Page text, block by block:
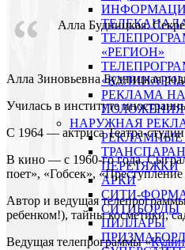
«РЕГИОН»
РЕКЛАМА
ПОЛОЖЕНИЯ
НАРУЖНАЯ
ПЕРЕТЯЖКИ
АРКИ
СИТИ-
СИТИБОРДЫ
ПИЛЛАРЫ
Алла Будницкая:
Алла Зиновьевна Будницкая
Училась в институте
С 1964 — актриса Театра-
В кино — с 1960-го года.
поет», «Гобсек»,
Автор и ведущая
ребенком!), тайны косметики,
Ведущая телепрограммы «